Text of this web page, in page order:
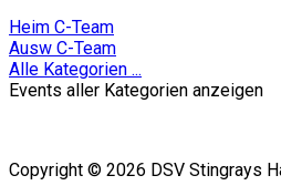
Heim C-Team
Ausw C-Team
Alle Kategorien ...
Events aller Kategorien anzeigen
Copyright © 2026 DSV Stingrays